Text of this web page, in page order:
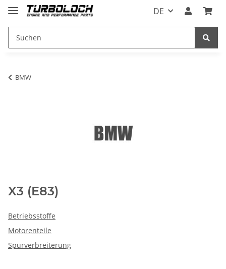
DE
BMW
X3 (E83)
Betriebsstoffe
Motorenteile
Spurverbreiterung